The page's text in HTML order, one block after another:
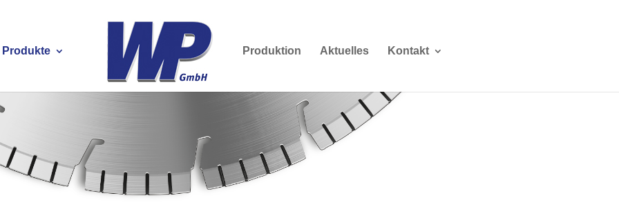
Produkte Produktion Aktuelles Kontakt